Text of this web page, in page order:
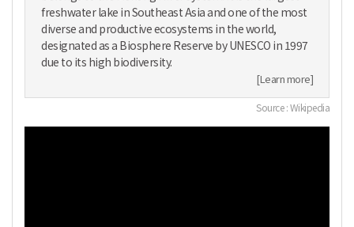
freshwater lake in Southeast Asia and one of the most
diverse and productive ecosystems in the world,
designated as a Biosphere Reserve by UNESCO in 1997
due to its high biodiversity.
[Learn more]
Source : Wikipedia